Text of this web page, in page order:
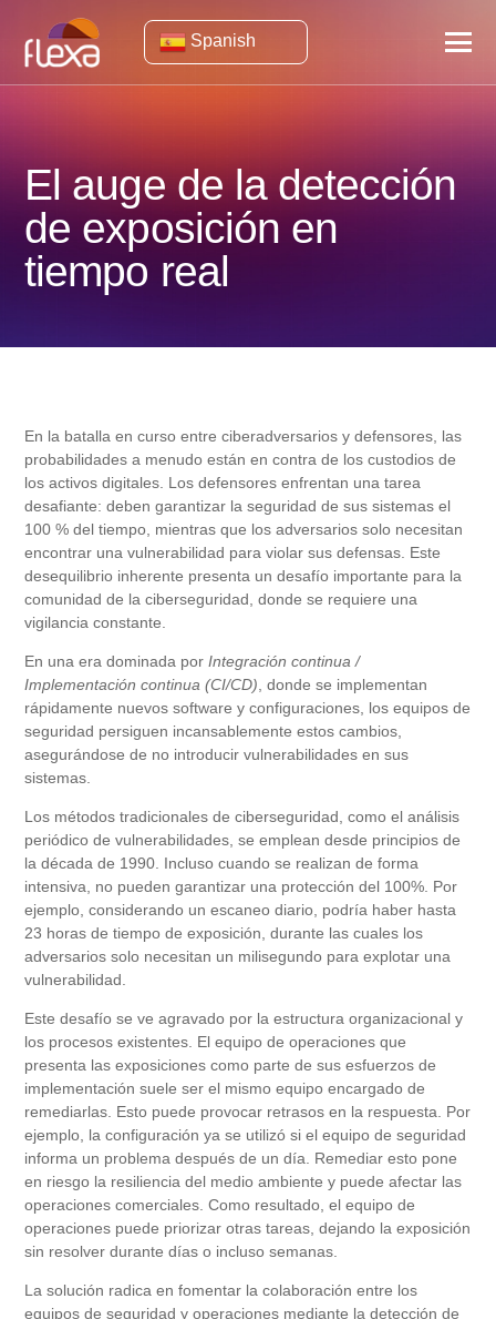
Spanish
El auge de la detección
de exposición en
tiempo real
En la batalla en curso entre ciberadversarios y defensores, las
probabilidades a menudo están en contra de los custodios de
los activos digitales. Los defensores enfrentan una tarea
desafiante: deben garantizar la seguridad de sus sistemas el
100 % del tiempo, mientras que los adversarios solo necesitan
encontrar una vulnerabilidad para violar sus defensas. Este
desequilibrio inherente presenta un desafío importante para la
comunidad de la ciberseguridad, donde se requiere una
vigilancia constante.
En una era dominada porIntegración continua /
Implementación continua (CI/CD) , donde se implementan
rápidamente nuevos software y configuraciones, los equipos de
seguridad persiguen incansablemente estos cambios,
asegurándose de no introducir vulnerabilidades en sus
sistemas.
Los métodos tradicionales de ciberseguridad, como el análisis
periódico de vulnerabilidades, se emplean desde principios de
la década de 1990. Incluso cuando se realizan de forma
intensiva, no pueden garantizar una protección del 100%. Por
ejemplo, considerando un escaneo diario, podría haber hasta
23 horas de tiempo de exposición, durante las cuales los
adversarios solo necesitan un milisegundo para explotar una
vulnerabilidad.
Este desafío se ve agravado por la estructura organizacional y
los procesos existentes. El equipo de operaciones que
presenta las exposiciones como parte de sus esfuerzos de
implementación suele ser el mismo equipo encargado de
remediarlas. Esto puede provocar retrasos en la respuesta. Por
ejemplo, la configuración ya se utilizó si el equipo de seguridad
informa un problema después de un día. Remediar esto pone
en riesgo la resiliencia del medio ambiente y puede afectar las
operaciones comerciales. Como resultado, el equipo de
operaciones puede priorizar otras tareas, dejando la exposición
sin resolver durante días o incluso semanas.
La solución radica en fomentar la colaboración entre los
equipos de seguridad y operaciones mediante la detección de